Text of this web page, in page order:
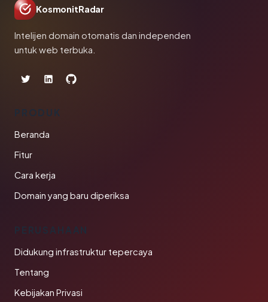
KosmonitRadar
Intelijen domain otomatis dan independen
untuk web terbuka.
PRODUK
Beranda
Fitur
Cara kerja
Domain yang baru diperiksa
PERUSAHAAN
Didukung infrastruktur tepercaya
Tentang
Kebijakan Privasi